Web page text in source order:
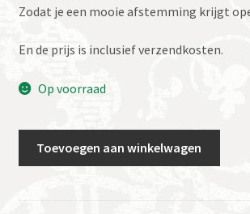
Zodat je een mooie afstemming krijgt
En de prijs is inclusief verzendkosten.
Op voorraad
royaal
Toevoegen aan winkelwagen